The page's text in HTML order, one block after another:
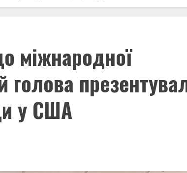
міжнародної
голова
у США